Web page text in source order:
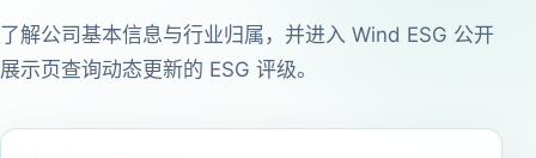
了解公司基本信息与行业归属，并进入 Wind ESG 公开
展示页查询动态更新的 ESG 评级。